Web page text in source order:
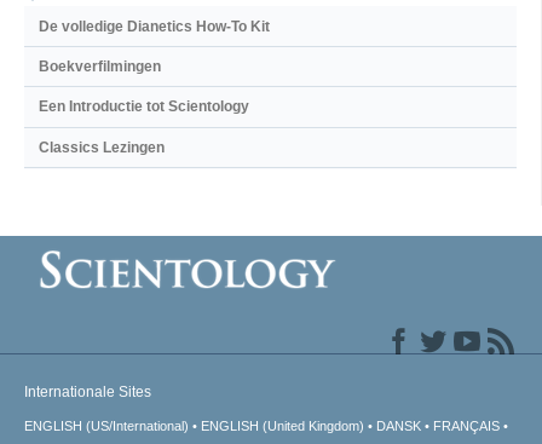
De volledige Dianetics How-To Kit
Boekverfilmingen
Een Introductie tot Scientology
Classics Lezingen
Internationale Sites
ENGLISH (US/International) ENGLISH (United Kingdom) DANSK FRANÇAIS